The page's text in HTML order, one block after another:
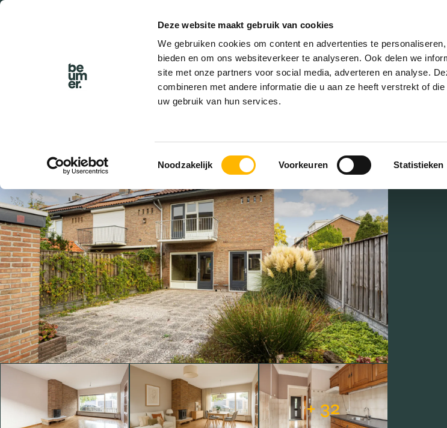
Deze website maakt gebruik van cookies
We gebruiken cookies om content en advertenties te
bieden en om ons websiteverkeer te analyseren. Ook delen we
site met onze partners voor social media, adverteren en analyse.
combineren met andere informatie die u aan ze heeft verstrekt of
uw gebruik van hun services.
Toestemmingsselectie
Noodzakelijk Voorkeuren Statistieken
+ 32